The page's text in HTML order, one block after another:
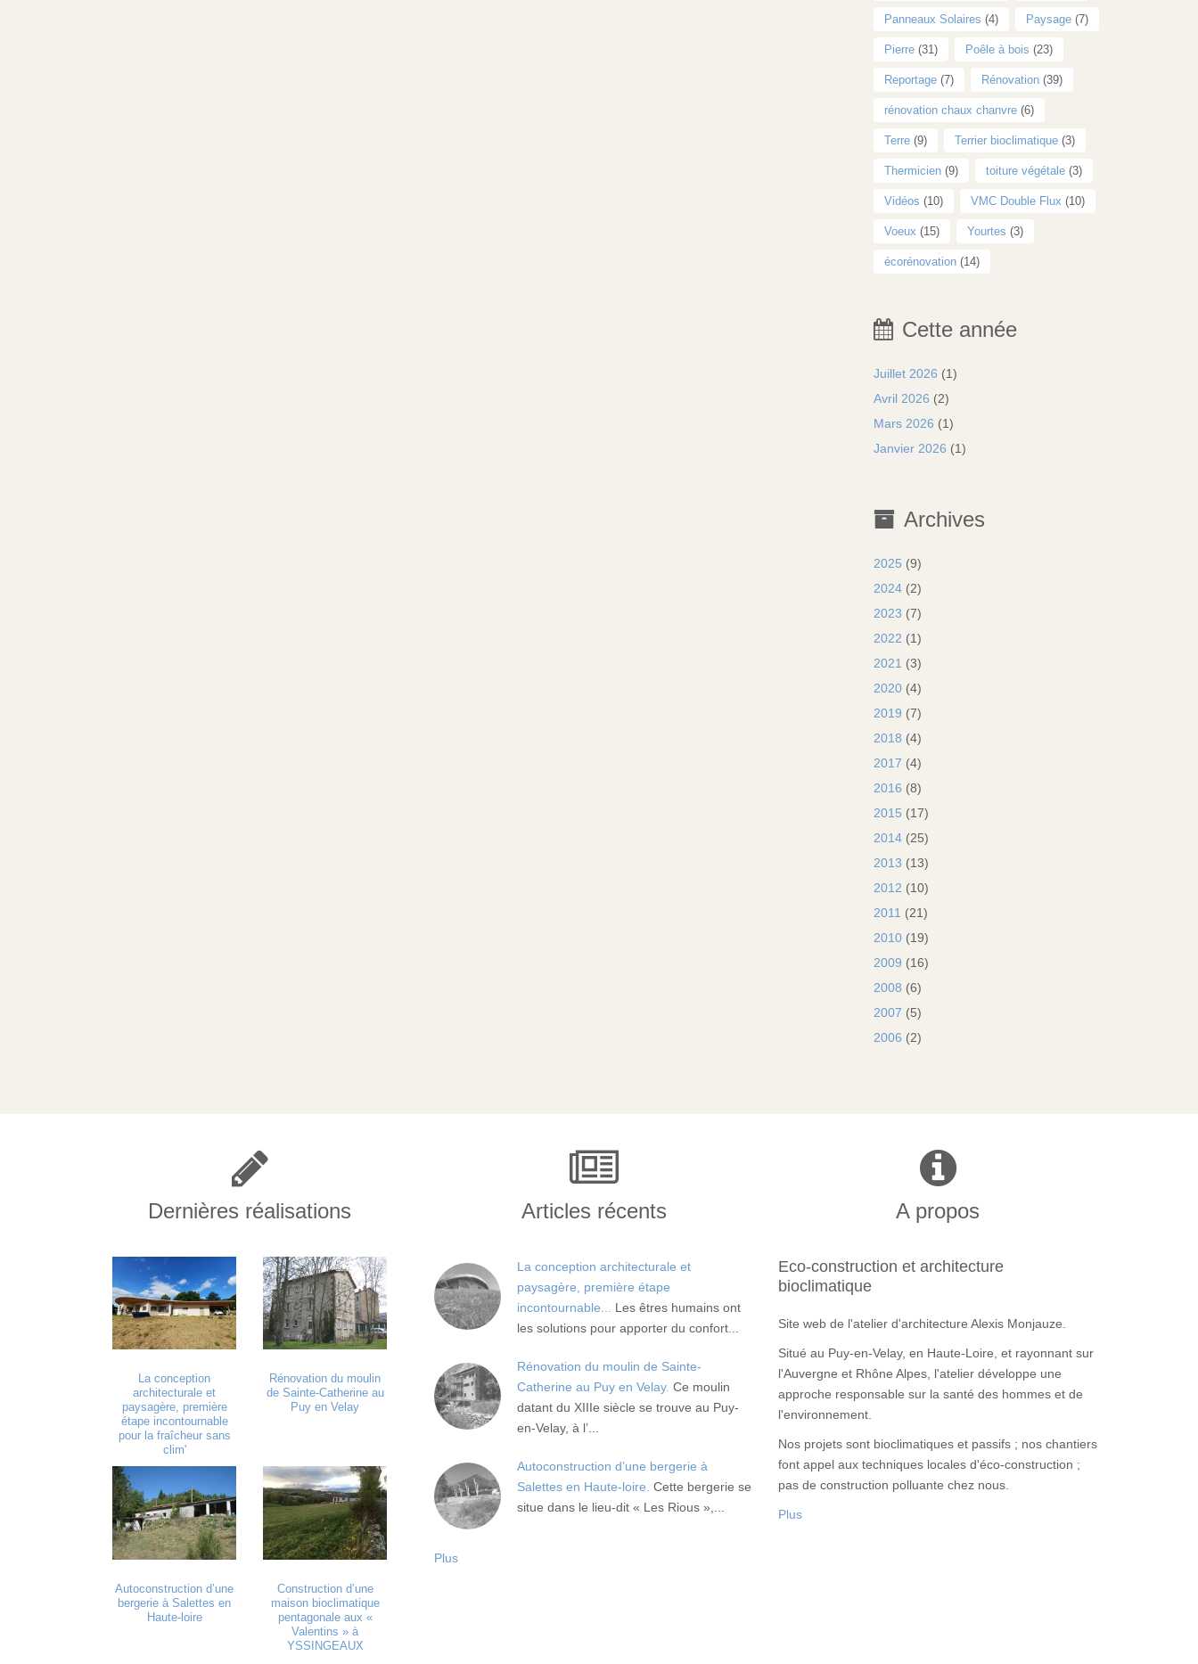
Panneaux Solaires (4) Paysage(7)
Pierre(31) Poêle à bois (23)
Reportage(7) Rénovation(39)
rénovation chaux chanvre(6)
Terre(9) Terrier bioclimatique(3)
Thermicien(9) toiture végétale(3)
Vidéos (10) VMC Double Flux (10)
Voeux (15) Yourtes (3)
écorénovation(14)
Cette année
Juillet 2026 (1)
Avril 2026 (2)
Mars 2026 (1)
Janvier 2026 (1)
Archives
2025 (9)
2024(2)
2023 (7)
2022 (1)
2021 (3)
2020(4)
2019 (7)
2018 (4)
2017 (4)
2016 (8)
2015 (17)
2014(25)
2013 (13)
2012 (10)
2011 (21)
2010(19)
2009 (16)
2008 (6)
2007 (5)
2006 (2)
Dernières réalisations
La conception
architecturale et
paysagère, première
étape incontournable
pour la fraîcheur sans
clim'
Rénovation du moulin
de Sainte-Catherine au
Puy en Velay
Autoconstruction d’une
bergerie à Salettes en
Haute-loire
Construction d’une
maison bioclimatique
pentagonale aux «
Valentins » à
YSSINGEAUX
Articles récents
La conception architecturale et
paysagère, première étape
incontournable...
Les êtres humains ont
les solutions pour apporter du confort...
Rénovation du moulin de Sainte-
Catherine au Puy en Velay. Ce moulin
datant du XIIIe siècle se trouve au Puy-
en-Velay, à l’...
Autoconstruction d’une bergerie à
Salettes en Haute-loire. Cette bergerie se
situe dans le lieu-dit « Les Rious »,...
Plus
A propos
Eco-construction et architecture
bioclimatique
Site web de l'atelier d'architecture Alexis Monjauze.
Situé au Puy-en-Velay, en Haute-Loire, et rayonnant sur
l'Auvergne et Rhône Alpes, l'atelier développe une
approche responsable sur la santé des hommes et de
l'environnement.
Nos projets sont bioclimatiques et passifs ; nos chantiers
font appel aux techniques locales d'éco-construction ;
pas de construction polluante chez nous.
Plus